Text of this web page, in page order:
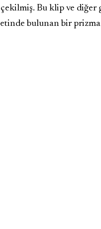
Bu klip ve
bulunan bir prizma